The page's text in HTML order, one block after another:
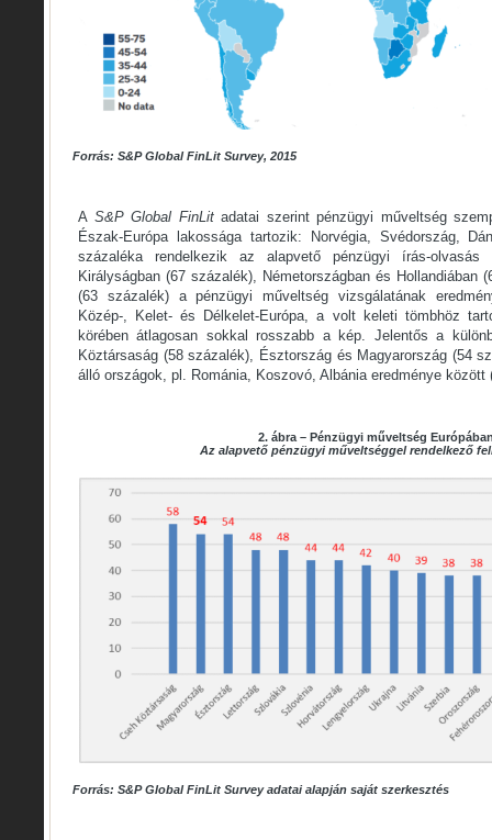
Forrás: S&P Global FinLit Survey, 2015
A S&P Global FinLitadatai szerint pénzügyi műveltség
Észak-Európa lakossága tartozik: Norvégia, Svédország,
százaléka rendelkezik az alapvető pénzügyi írás-
Királyságban (67 százalék), Németországban és Hollandiában
(63 százalék) a pénzügyi műveltség vizsgálatának
Közép-, Kelet- és Délkelet-Európa, a volt keleti tömbhöz
körében átlagosan sokkal rosszabb a kép. Jelentős a
Köztársaság (58 százalék), Észtország és Magyarország (54
álló országok, pl. Románia, Koszovó, Albánia eredménye között
2. ábra – Pénzügyi műveltség
Az alapvető pénzügyi műveltséggel rendelkező
Forrás: S&P Global FinLit Survey adatai alapján saját szerkesztés